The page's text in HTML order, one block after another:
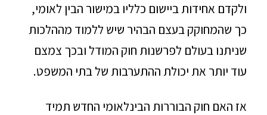
ולקדם אחידות ביישום כלליו במישור הבין לאומי,
כך שהמחוקק בעצם הבהיר שיש ללמוד מההלכות
שניתנו בעולם לפרשנות חוק המודל ובכך צמצם
עוד יותר את יכולת ההתערבות של בתי המשפט.
אז האם חוק הבוררות הבינלאומי החדש תמיד